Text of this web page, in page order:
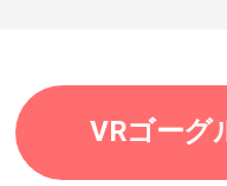
VRゴーグ